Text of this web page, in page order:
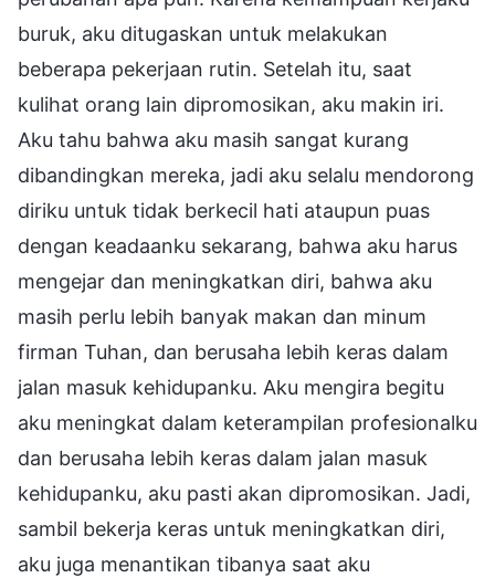
buruk, aku ditugaskan untuk melakukan
beberapa pekerjaan rutin. Setelah itu, saat
kulihat orang lain dipromosikan, aku makin iri.
Aku tahu bahwa aku masih sangat kurang
dibandingkan mereka, jadi aku selalu mendorong
diriku untuk tidak berkecil hati ataupun puas
dengan keadaanku sekarang, bahwa aku harus
mengejar dan meningkatkan diri, bahwa aku
masih perlu lebih banyak makan dan minum
firman Tuhan, dan berusaha lebih keras dalam
jalan masuk kehidupanku. Aku mengira begitu
aku meningkat dalam keterampilan profesionalku
dan berusaha lebih keras dalam jalan masuk
kehidupanku, aku pasti akan dipromosikan. Jadi,
sambil bekerja keras untuk meningkatkan diri,
aku juga menantikan tibanya saat aku